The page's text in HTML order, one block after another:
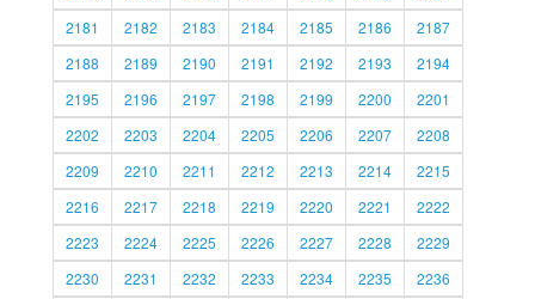
2181
2182 2183 2184 2185 2186
2187
2188
2189 2190 2191 2192 2193
2194
2195
2196 2197 2198 2199 2200
2201
2202
2203 2204 2205 2206 2207
2208
2209
2210 2211 2212 2213 2214
2215
2216
2217 2218 2219 2220 2221
2222
2223
2224 2225 2226 2227 2228
2229
2230
2231 2232 2233 2234 2235
2236